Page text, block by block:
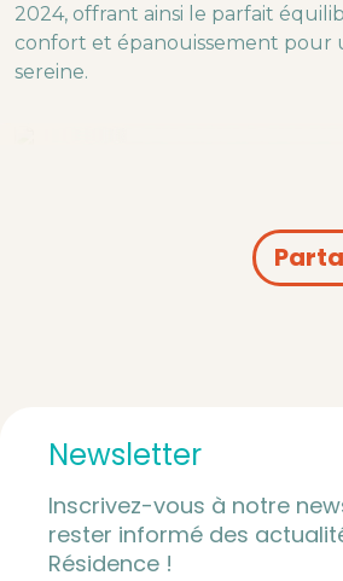
2024, offrant ainsi le parfait
confort et épanouissement pour
sereine.
Newsletter
Inscrivez-vous à notre
rester informé des
Résidence !